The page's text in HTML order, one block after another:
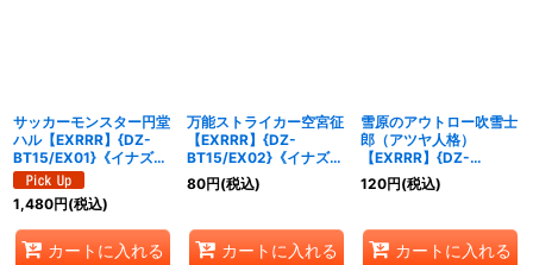
サッカーモンスター円堂
ハル【EXRRR】{DZ-
BT15/EX01}《イナズマ
イレブン》
1,480円(税込)
カートに入れる
万能ストライカー空宮征
【EXRRR】{DZ-
BT15/EX02}《イナズマ
イレブン》
80円(税込)
カートに入れる
雪原のアウトロー吹雪士
郎（アツヤ人格）
【EXRRR】{DZ-
BT15/EX03}《イナズマ
イレブン》
120円(税込)
カートに入れる